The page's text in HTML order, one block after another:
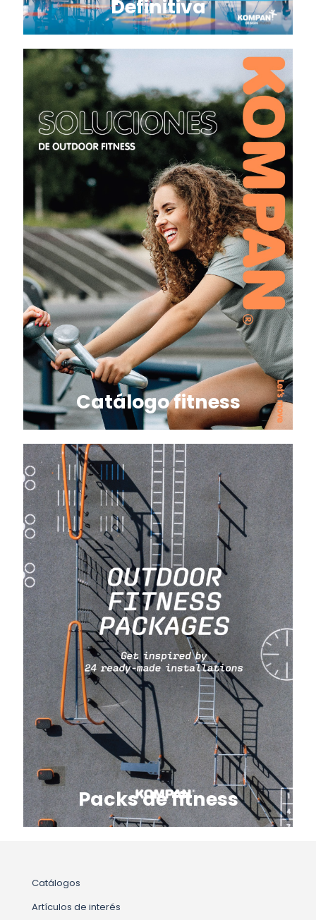
Definitiva
Catálogo fitness
Packs de fitness
Catálogos
Artículos de interés